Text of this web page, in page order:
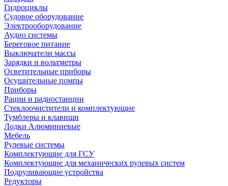
Гидроциклы
Судовое оборудование
Электрооборудование
Аудио системы
Береговое питание
Выключатели массы
Зарядки и вольтметры
Осветительные приборы
Осушительные помпы
Приборы
Рации и радиостанции
Стеклоочистители и комплектующие
Тумблеры и клавиши
Лодки Алюминиевые
Мебель
Рулевые системы
Комплектующие для ГСУ
Комплектующие для механических рулевых систем
Подруливающие устройства
Редукторы